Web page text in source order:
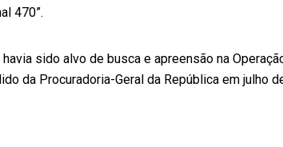
470”.
havia sido alvo de busca e apreensão na
da Procuradoria-Geral da República em julho